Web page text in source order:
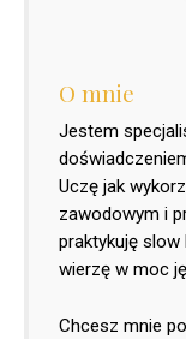
O mnie
Jestem
Uczę jak
zawodowym i
praktykuję
wierzę w moc
Chcesz mnie